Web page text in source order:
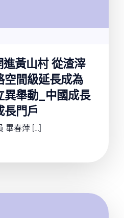
進黃山村 從渣滓
空間級延長成為
異舉動_中國成長
長門戶
畢春萍 […]